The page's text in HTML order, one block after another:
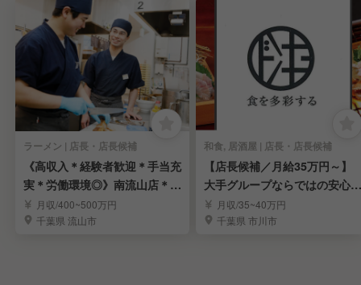
ラーメン | 店長・店長候補
《高収入＊経験者歓迎＊手当充
実＊労働環境◎》南流山店＊ラ
ーメン店長候補募集
月収/400~500万円
千葉県 流山市
和食, 居酒屋 | 店長・店長候補
【店長候補／月給35万円～】
大手グループならではの安心環
境で長く活躍
月収/35~40万円
千葉県 市川市